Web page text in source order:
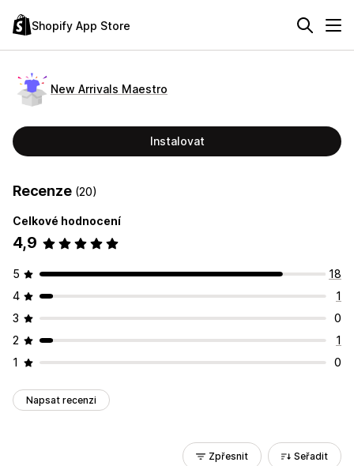
Shopify App Store
New Arrivals Maestro
Instalovat
Recenze (20)
Celkové hodnocení
4,9
5
18
4
1
3
0
2
1
1
0
Napsat recenzi
Zpřesnit Seřadit